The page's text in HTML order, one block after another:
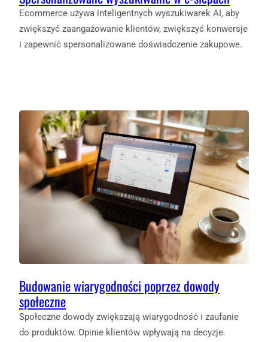
Ecommerce używa inteligentnych wyszukiwarek AI, aby
zwiększyć zaangażowanie klientów, zwiększyć konwersje
i zapewnić spersonalizowane doświadczenie zakupowe.
Budowanie wiarygodności poprzez dowody
społeczne
Społeczne dowody zwiększają wiarygodność i zaufanie
do produktów. Opinie klientów wpływają na decyzje.